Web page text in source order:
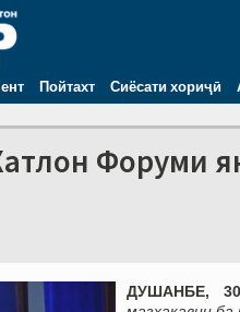
Пойтахт Сиёсати хориҷӣ
Форуми
ДУШАНБЕ, 30